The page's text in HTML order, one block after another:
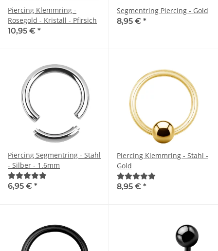
Piercing Klemmring -
Rosegold - Kristall - Pfirsich
10,95 € *
Segmentring Piercing - Gold
8,95 € *
Piercing Segmentring - Stahl
- Silber - 1.6mm
6,95 € *
Piercing Klemmring - Stahl -
Gold
8,95 € *